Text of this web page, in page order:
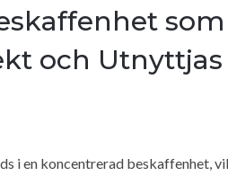
och
i en koncentrerad beskaffenhet,